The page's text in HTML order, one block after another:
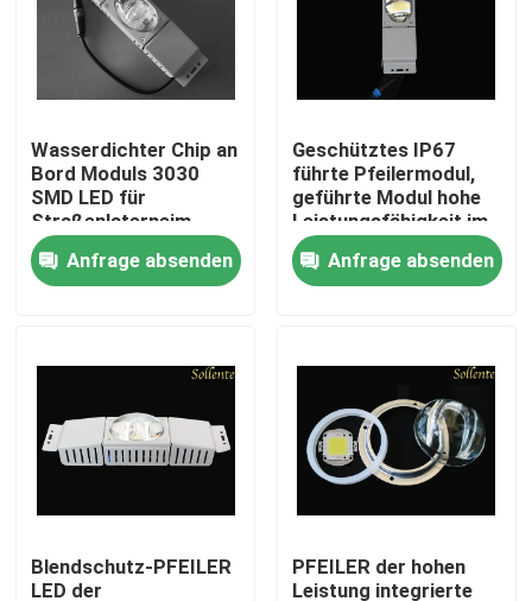
Videos
Über uns
Fabrik-Ausflug
Qualitätskontrolle
Treten Sie mit uns in Verbindung
Nachrichten
Fälle
Straßenlaterne-Modul
Wasserdichter Chip an
Bord Moduls 3030
SMD LED für
Straßenlaterneim
Freien
Anfrage absenden
Geschütztes IP67
führte Pfeilermodul,
geführte Modul hohe
Leistungsfähigkeit im
Freien SMD 3030
Anfrage absenden
Blendschutz-PFEILER
LED der
PFEILER der hohen
Leistung integrierte